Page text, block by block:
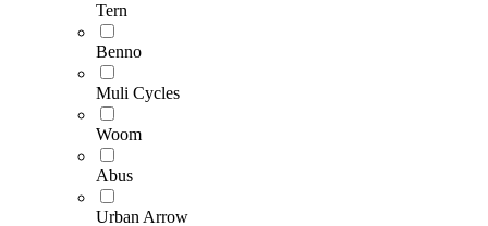
Tern
Benno
Muli Cycles
Woom
Abus
Urban Arrow